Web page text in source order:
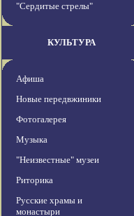
"Сердитые стрелы"
КУЛЬТУРА
Афиша
Новые передвжиники
Фотогалерея
Музыка
"Неизвестные" музеи
Риторика
Русские храмы и
монастыри